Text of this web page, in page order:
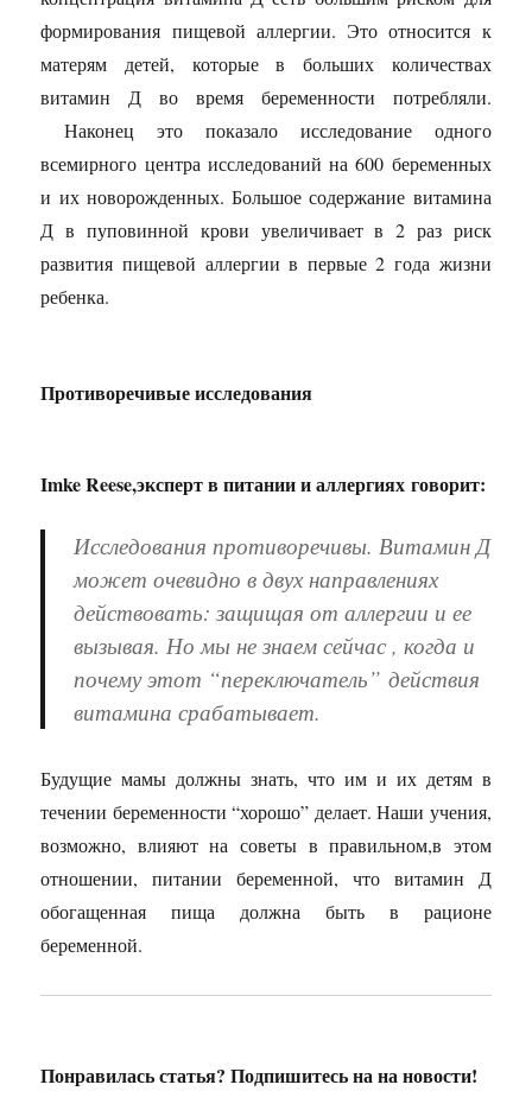
формирования пищевой аллергии. Это относится к
матерям детей, которые в больших количествах
витамин Д во время беременности потребляли.
Наконец это показало исследование одного
всемирного центра исследований на 600 беременных
и их новорожденных. Большое содержание витамина
Д в пуповинной крови увеличивает в 2 раз риск
развития пищевой аллергии в первые 2 года жизни
ребенка.
Противоречивые исследования
Imke Reese,эксперт в питании и аллергиях говорит:
Исследования противоречивы. Витамин Д
может очевидно в двух направлениях
действовать: защищая от аллергии и ее
вызывая. Но мы не знаем сейчас , когда и
почему этот “переключатель” действия
витамина срабатывает.
Будущие мамы должны знать, что им и их детям в
течении беременности “хорошо” делает. Наши учения,
возможно, влияют на советы в правильном,в этом
отношении, питании беременной, что витамин Д
обогащенная пища должна быть в рационе
беременной.
Понравилась статья? Подпишитесь на на новости!